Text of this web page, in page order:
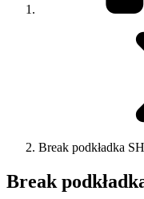
Break podkładka
Break